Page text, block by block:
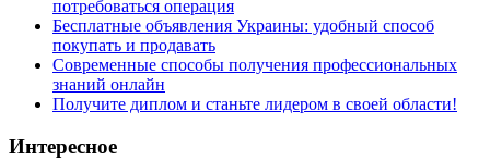
потребоваться операция
Бесплатные объявления Украины: удобный способ
покупать и продавать
Современные способы получения профессиональных
знаний онлайн
Получите диплом и станьте лидером в своей области!
Интересное